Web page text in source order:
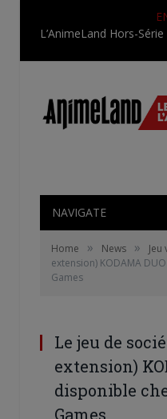
NAVIGATE
Home » News » Jeu
extension) KODAMA
Games
Le jeu de
extension)
disponible
Games